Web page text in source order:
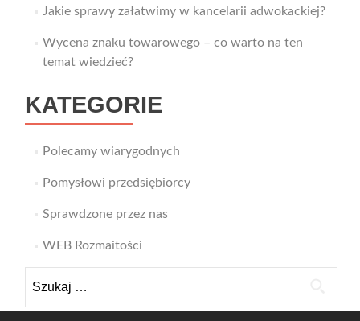
Jakie sprawy załatwimy w kancelarii adwokackiej?
Wycena znaku towarowego – co warto na ten
temat wiedzieć?
KATEGORIE
Polecamy wiarygodnych
Pomysłowi przedsiębiorcy
Sprawdzone przez nas
WEB Rozmaitości